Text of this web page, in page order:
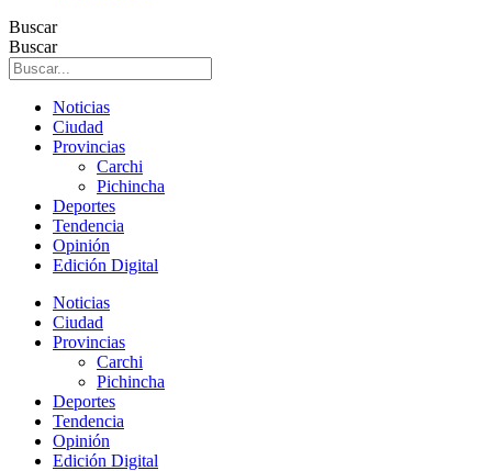
Buscar
Buscar
Noticias
Ciudad
Provincias
Carchi
Pichincha
Deportes
Tendencia
Opinión
Edición Digital
Noticias
Ciudad
Provincias
Carchi
Pichincha
Deportes
Tendencia
Opinión
Edición Digital